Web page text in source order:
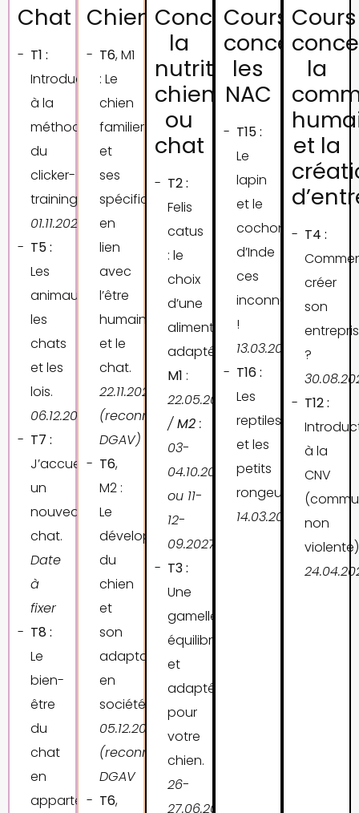
Chat
T1 :
Introduction
à la
méthode
du
clicker-
training.
01.11.2026
T5 :
Les
animaux,
les
chats
et les
lois.
06.12.2026
T7 :
J’accueille
un
nouveau
chat.
Date
à
fixer
T8 :
Le
bien-
être
du
chat
en
appartement.
Chien
T6, M1
: Le
chien
familier
et
ses
spécificités
en
lien
avec
l’être
humain
et le
chat.
22.11.2026
(reconnu
DGAV)
T6,
M2 :
Le
développement
du
chien
et
son
adaptation
en
société.
05.12.2026
(reconnu
DGAV
T6,
Concernant
la
nutrition
chien
ou
chat
T2 :
Felis
catus
: le
choix
d’une
alimentation
adaptée.
M1 :
22.05.2027
/M2 :
03-
04.10.2026
ou 11-
12-
09.2027
T3 :
Une
gamelle
équilibrée
et
adaptée
pour
votre
chien.
26-
27.06.2027
Cours
concernant
les
NAC
T15 :
Le
lapin
et le
cochon
d’Inde
ces
inconnus
!
13.03.2027
T16 :
Les
reptiles
et les
petits
rongeurs.
14.03.2027
Cours
la
et la
T4 :
créer
son
?
T12 :
à la
CNV
non
24